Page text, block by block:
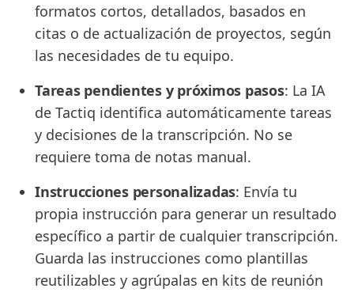
formatos cortos, detallados, basados en
citas o de actualización de proyectos, según
las necesidades de tu equipo.
Tareas pendientes y próximos pasos: La IA
de Tactiq identifica automáticamente tareas
y decisiones de la transcripción. No se
requiere toma de notas manual.
Instrucciones personalizadas: Envía tu
propia instrucción para generar un resultado
específico a partir de cualquier transcripción.
Guarda las instrucciones como plantillas
reutilizables y agrúpalas en kits de reunión